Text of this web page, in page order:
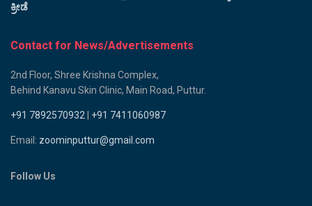
ಕ್ರೀಡೆ
Contact for News/Advertisements
2nd Floor, Shree Krishna Complex,
Behind Kanavu Skin Clinic, Main Road, Puttur.
+91 7892570932 +91 7411060987
Email: zoominputtur@gmail.com
Follow Us